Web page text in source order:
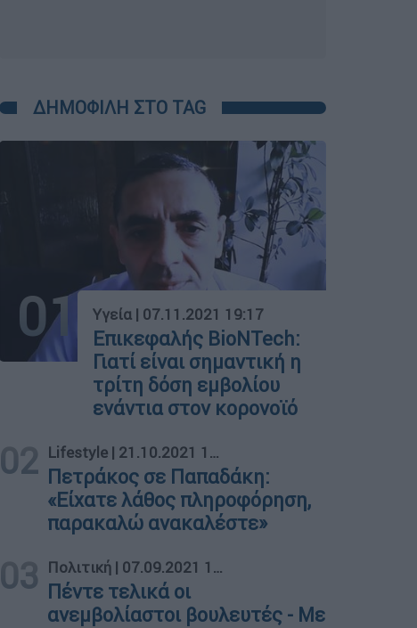
ΔΗΜΟΦΙΛΗ ΣΤΟ TAG
01 Υγεία | 07.11.2021 19:17
Επικεφαλής BioNTech:
Γιατί είναι σημαντική η
τρίτη δόση εμβολίου
ενάντια στον κορονοϊό
02 Lifestyle | 21.10.2021 12:44
Πετράκος σε Παπαδάκη:
«Είχατε λάθος πληροφόρηση,
παρακαλώ ανακαλέστε»
03 Πολιτική | 07.09.2021 19:29
Πέντε τελικά οι
ανεμβολίαστοι βουλευτές - Με